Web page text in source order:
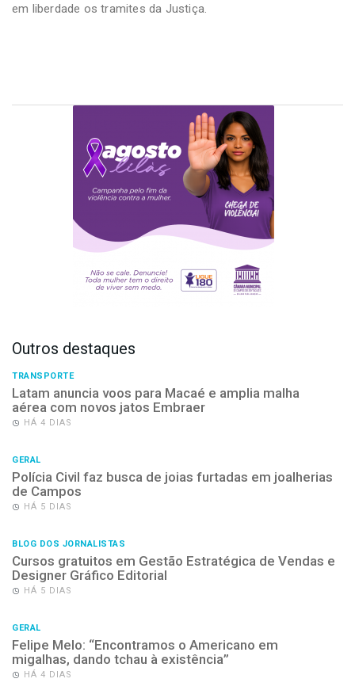
em liberdade os tramites da Justiça.
Outros destaques
TRANSPORTE
Latam anuncia voos para Macaé e amplia malha
aérea com novos jatos Embraer
HÁ 4 DIAS
GERAL
Polícia Civil faz busca de joias furtadas em joalherias
de Campos
HÁ 5 DIAS
BLOG DOS JORNALISTAS
Cursos gratuitos em Gestão Estratégica de Vendas e
Designer Gráfico Editorial
HÁ 5 DIAS
GERAL
Felipe Melo: “Encontramos o Americano em
migalhas, dando tchau à existência”
HÁ 4 DIAS